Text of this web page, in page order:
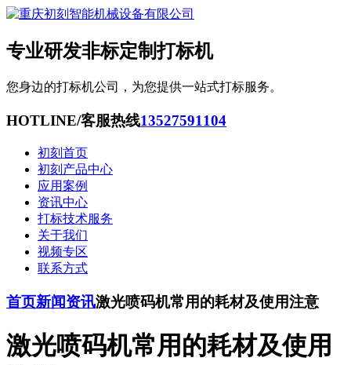
专业研发非标定制打标机
您身边的打标机公司，为您提供一站式打标服务。
HOTLINE/客服热线13527591104
初刻首页
初刻产品中心
应用案例
资讯中心
打标技术服务
关于我们
视频专区
联系方式
首页新闻资讯激光喷码机常用的耗材及使用注意
激光喷码机常用的耗材及使用